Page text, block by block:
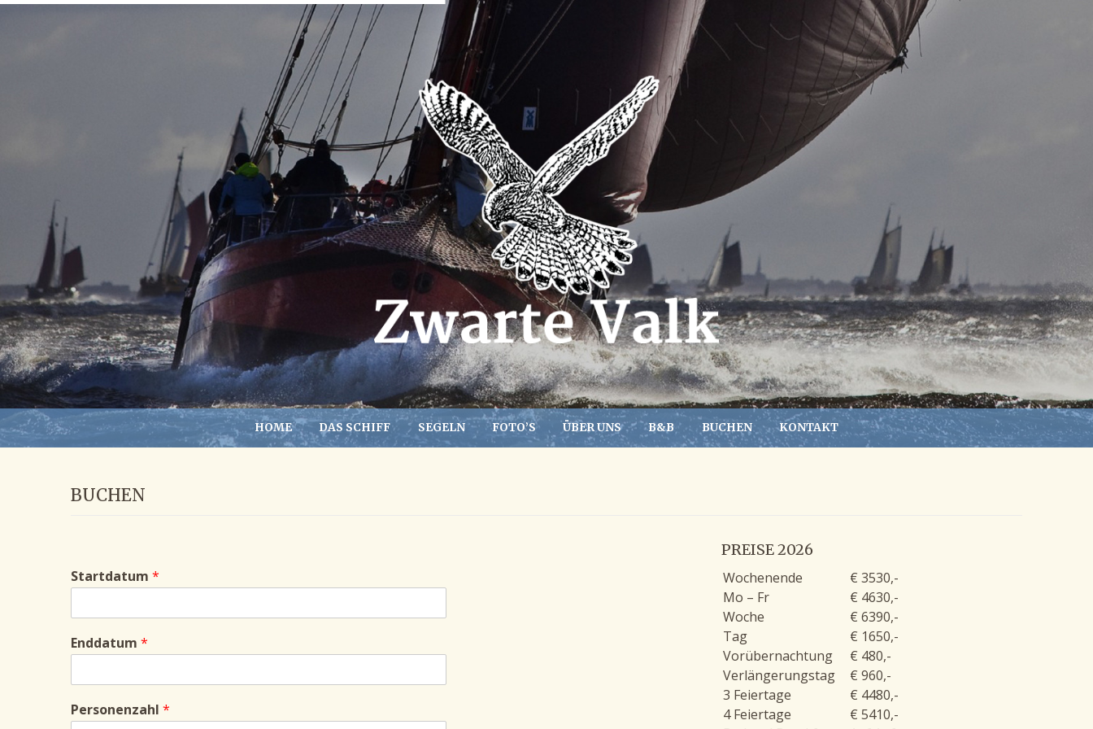
HOME DAS SCHIFF SEGELN FOTO’S ÜBER UNS B&B BUCHEN KONTAKT
BUCHEN
Startdatum *
Enddatum *
Personenzahl *
PREISE 2026
Wochenende
€ 3530,-
Mo – Fr
€ 4630,-
Woche
€ 6390,-
Tag
€ 1650,-
Vorübernachtung
€ 480,-
Verlängerungstag
€ 960,-
3 Feiertage
€ 4480,-
4 Feiertage
€ 5410,-